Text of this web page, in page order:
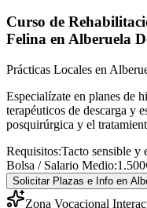
Curso de
Felina en Alberuela
Prácticas Locales en
Especialízate en planes de
terapéuticos de descarga y
posquirúrgica y el
Requisitos:Tacto sensible y
Bolsa / Salario Medio:
Solicitar Plazas e Info en
Zona Vocacional